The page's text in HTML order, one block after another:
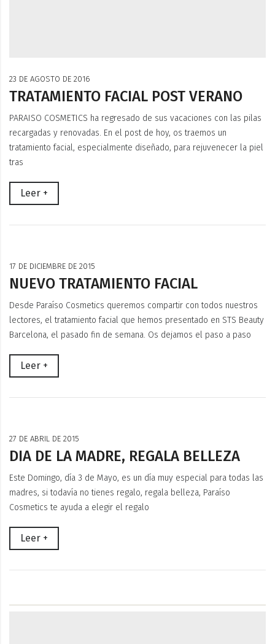
23 DE AGOSTO DE 2016
TRATAMIENTO FACIAL POST VERANO
PARAISO COSMETICS ha regresado de sus vacaciones con las pilas
recargadas y renovadas. En el post de hoy, os traemos un
tratamiento facial, especialmente diseñado, para rejuvenecer la piel
tras
Leer +
17 DE DICIEMBRE DE 2015
NUEVO TRATAMIENTO FACIAL
Desde Paraíso Cosmetics queremos compartir con todos nuestros
lectores, el tratamiento facial que hemos presentado en STS Beauty
Barcelona, el pasado fin de semana. Os dejamos el paso a paso
Leer +
27 DE ABRIL DE 2015
DIA DE LA MADRE, REGALA BELLEZA
Este Domingo, día 3 de Mayo, es un día muy especial para todas las
madres, si todavía no tienes regalo, regala belleza, Paraíso
Cosmetics te ayuda a elegir el regalo
Leer +